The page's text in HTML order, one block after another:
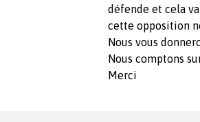
défende et cela
cette opposition
Nous vous
Nous comptons
Merci